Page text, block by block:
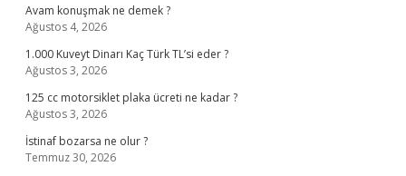
Avam konuşmak ne demek ?
Ağustos 4, 2026
1.000 Kuveyt Dinarı Kaç Türk TL’si eder ?
Ağustos 3, 2026
125 cc motorsiklet plaka ücreti ne kadar ?
Ağustos 3, 2026
İstinaf bozarsa ne olur ?
Temmuz 30, 2026